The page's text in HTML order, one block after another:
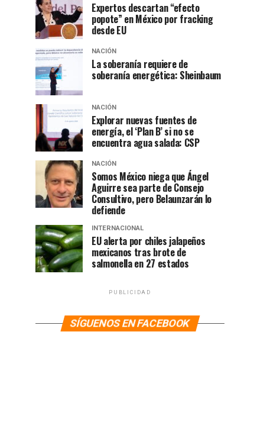
Expertos descartan “efecto
popote” en México por fracking
desde EU
NACIÓN
La soberanía requiere de
soberanía energética: Sheinbaum
NACIÓN
Explorar nuevas fuentes de
energía, el ‘Plan B’ si no se
encuentra agua salada: CSP
NACIÓN
Somos México niega que Ángel
Aguirre sea parte de Consejo
Consultivo, pero Belaunzarán lo
defiende
INTERNACIONAL
EU alerta por chiles jalapeños
mexicanos tras brote de
salmonella en 27 estados
PUBLICIDAD
SÍGUENOS EN FACEBOOK